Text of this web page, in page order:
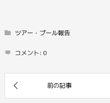
ツアー・プール報告
コメント: 0